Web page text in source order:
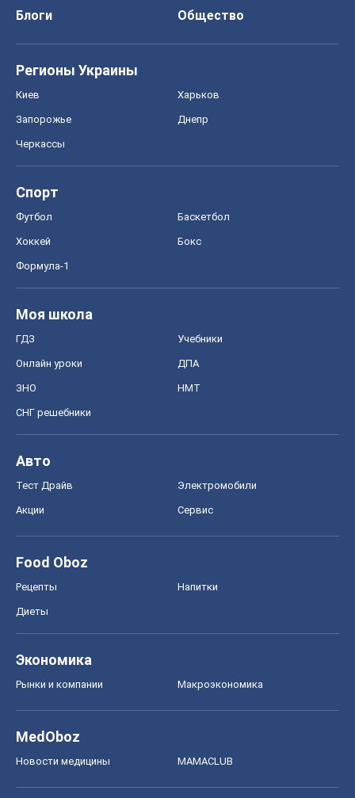
Блоги
Общество
Регионы Украины
Киев Харьков
Запорожье Днепр
Черкассы
Спорт
Футбол Баскетбол
Хоккей Бокс
Формула-1
Моя школа
ГДЗ Учебники
Онлайн уроки ДПА
ЗНО НМТ
СНГ решебники
Авто
Тест Драйв Электромобили
Акции Сервис
Food Oboz
Рецепты Напитки
Диеты
Экономика
Рынки и компании Mакроэкономика
MedOboz
Новости медицины MAMACLUB